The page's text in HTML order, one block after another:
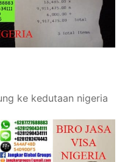
ke kedutaan nigeria